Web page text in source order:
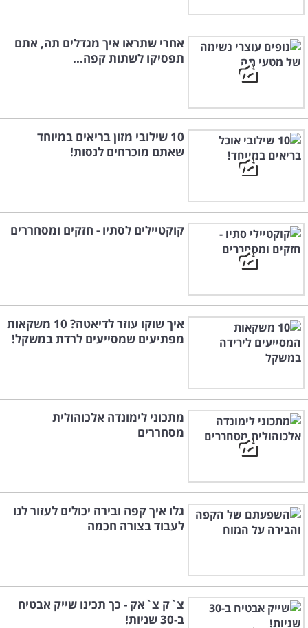
אחרי שתראו איך מגדלים תה, אתם
תפסיקו לשתות קפה...
10 שילובי מזון בריאים במיוחד
שאתם מוכרחים לנסות!
קוקטיילים לסתיו - חזקים ומסחררים
איך שוקו עוזר לדיאטה? 10 משקאות
מפתיעים שמסייעים לרדת במשקל!
מתכוני לימונדה אלכוהולית
מסחררים
גלו איך קפה ובירה יכולים לעזור לנו
לעבוד בצורה חכמה
צ`ק צ`אק - כך תכינו שייק אבטיח
ב-30 שניות!